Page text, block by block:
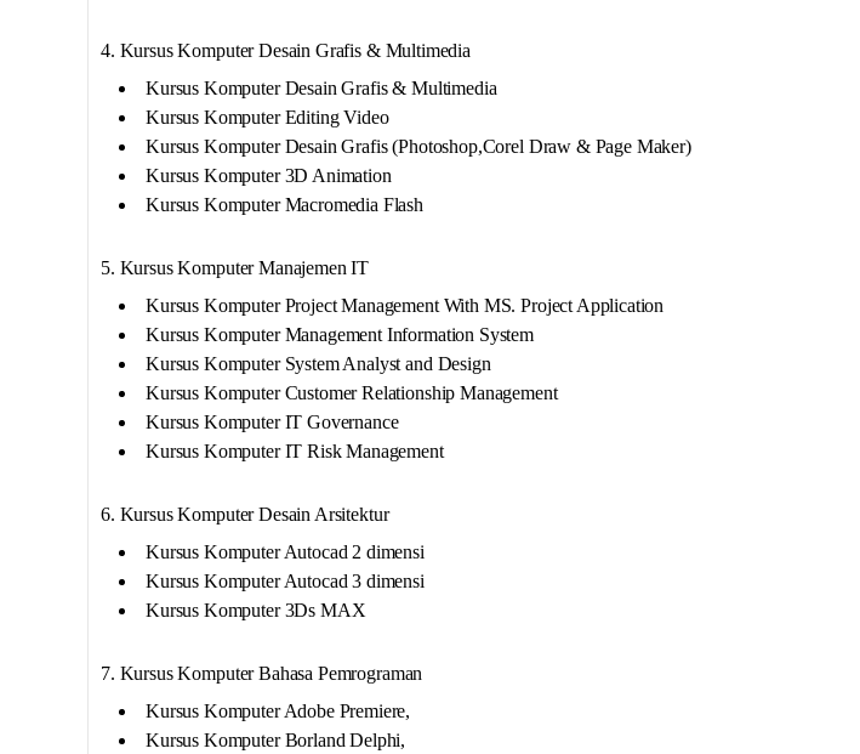
4. Kursus Komputer Desain Grafis & Multimedia
Kursus Komputer Desain Grafis & Multimedia
Kursus Komputer Editing Video
Kursus Komputer Desain Grafis (Photoshop,Corel Draw & Page Maker)
Kursus Komputer 3D Animation
Kursus Komputer Macromedia Flash
5. Kursus Komputer Manajemen IT
Kursus Komputer Project Management With MS. Project Application
Kursus Komputer Management Information System
Kursus Komputer System Analyst and Design
Kursus Komputer Customer Relationship Management
Kursus Komputer IT Governance
Kursus Komputer IT Risk Management
6. Kursus Komputer Desain Arsitektur
Kursus Komputer Autocad 2 dimensi
Kursus Komputer Autocad 3 dimensi
Kursus Komputer 3Ds MAX
7. Kursus Komputer Bahasa Pemrograman
Kursus Komputer Adobe Premiere,
Kursus Komputer Borland Delphi,